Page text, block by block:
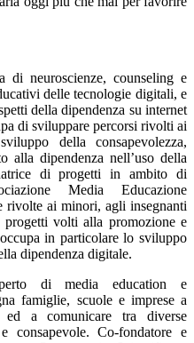
di neuroscienze, counseling e
delle tecnologie digitali, e
della dipendenza su internet
di sviluppare percorsi rivolti ai
della consapevolezza,
alla dipendenza nell’uso della
di progetti in ambito di
Media Educazione
rivolte ai minori, agli insegnanti
volti alla promozione e
in particolare lo sviluppo
dipendenza digitale.
di media education e
famiglie, scuole e imprese a
a comunicare tra diverse
consapevole. Co-fondatore e